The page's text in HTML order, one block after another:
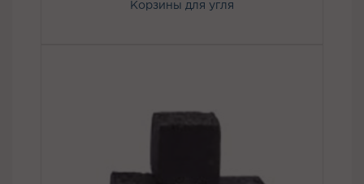
Корзины для угля